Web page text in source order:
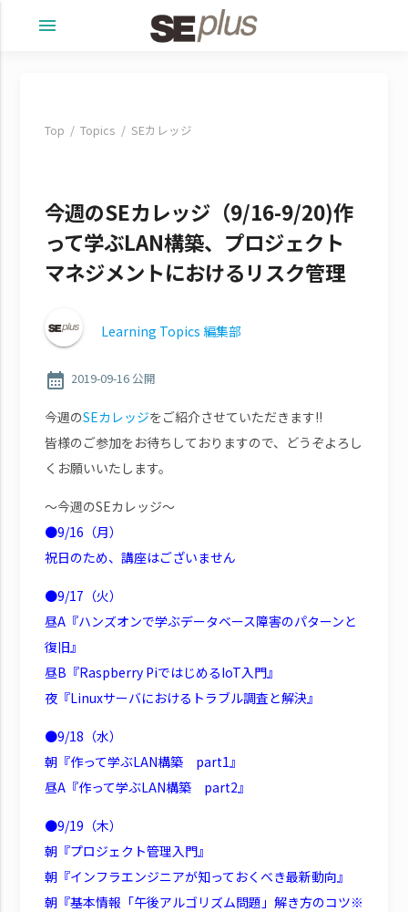
menu
Top Topics SEカレッジ
今週のSEカレッジ（9/16-9/20)作
って学ぶLAN構築、プロジェクト
マネジメントにおけるリスク管理
Learning Topics 編集部
calendar_month 2019-09-16 公開
今週のSEカレッジをご紹介させていただきます!!
皆様のご参加をお待ちしておりますので、どうぞよろし
くお願いいたします。
～今週のSEカレッジ～
●9/16（月）
祝日のため、講座はございません
●9/17（火）
昼A『ハンズオンで学ぶデータベース障害のパターンと
復旧』
昼B『Raspberry PiではじめるIoT入門』
夜『Linuxサーバにおけるトラブル調査と解決』
●9/18（水）
朝『作って学ぶLAN構築 part1』
昼A『作って学ぶLAN構築 part2』
●9/19（木）
朝『プロジェクト管理入門』
朝『インフラエンジニアが知っておくべき最新動向』
朝『基本情報「午後アルゴリズム問題」解き方のコツ※